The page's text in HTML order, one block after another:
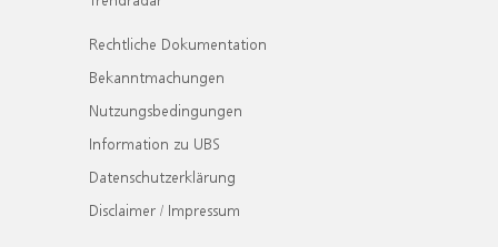
Rechtliche Dokumentation
Bekanntmachungen
Nutzungsbedingungen
Information zu UBS
Datenschutzerklärung
Disclaimer / Impressum